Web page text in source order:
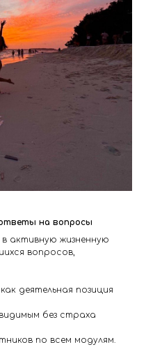
на вопросы
в активную жизненную
вопросов,
деятельная позиция
без страха
по всем модулям.